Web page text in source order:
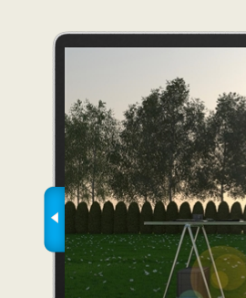
infographiste infographiste
infographiste indépendant
indépendant freelance freelance
modélisation modélisation
3d 2d 2d 2d 2d 2d 2d autocad
3dsmax 3dsmax 3dsmax
belgique belgique belgique
liège huy huy huy huy huy huy
barsy barsy barsy barsy barsy